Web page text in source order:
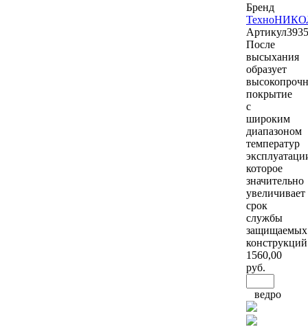
Бренд
Артикул
После
высыхания
образует
покрытие
с
широким
диапазоном
температур
которое
значительно
увеличивает
срок
службы
защищаемых
конструкций
1560,00
руб.
ведро